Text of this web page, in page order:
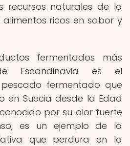
recursos naturales de la
ricos en sabor y
fermentados más
Escandinavia es el
fermentado que
en Suecia desde la Edad
por su olor fuerte
es un ejemplo de la
que perdura en la